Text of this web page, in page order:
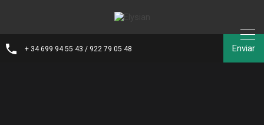
+ 34 699 94 55 43 / 922 79 05 48 Enviar